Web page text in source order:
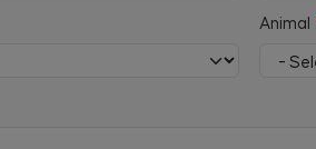
Animal